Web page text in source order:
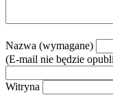
Nazwa (wymagane)
(E-mail nie będzie
Witryna